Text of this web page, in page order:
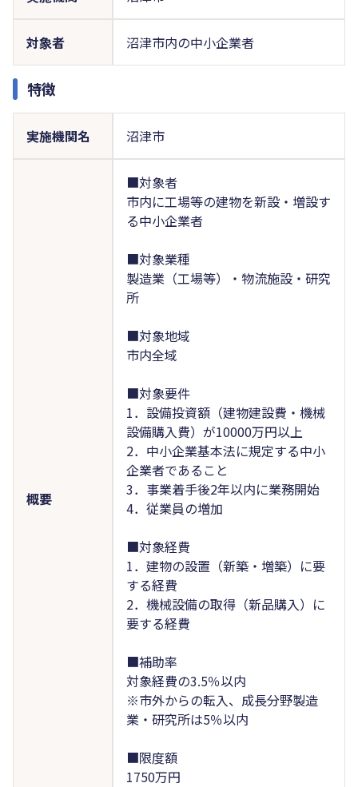
対象者 沼津市内の中小企業者
特徴
実施機関名 沼津市
概要
■対象者
市内に工場等の建物を新設・増設す
る中小企業者
■対象業種
製造業（工場等）・物流施設・研究
所
■対象地域
市内全域
■対象要件
1．設備投資額（建物建設費・機械
設備購入費）が10000万円以上
2．中小企業基本法に規定する中小
企業者であること
3．事業着手後2年以内に業務開始
4．従業員の増加
■対象経費
1．建物の設置（新築・増築）に要
する経費
2．機械設備の取得（新品購入）に
要する経費
■補助率
対象経費の3.5％以内
※市外からの転入、成長分野製造
業・研究所は5％以内
■限度額
1750万円